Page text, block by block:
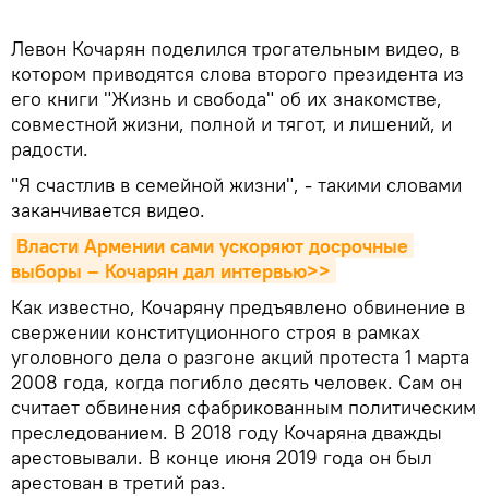
Левон Кочарян поделился трогательным видео, в
котором приводятся слова второго президента из
его книги "Жизнь и свобода" об их знакомстве,
совместной жизни, полной и тягот, и лишений, и
радости.
"Я счастлив в семейной жизни", - такими словами
заканчивается видео.
Власти Армении сами ускоряют досрочные
выборы – Кочарян дал интервью>>
Как известно, Кочаряну предъявлено обвинение в
свержении конституционного строя в рамках
уголовного дела о разгоне акций протеста 1 марта
2008 года, когда погибло десять человек. Сам он
считает обвинения сфабрикованным политическим
преследованием. В 2018 году Кочаряна дважды
арестовывали. В конце июня 2019 года он был
арестован в третий раз.